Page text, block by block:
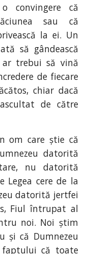
convingere că
sau că
la ei. Un
să gândească
ar trebui să vină
de fiecare
chiar dacă
de către
om care știe că
datorită
nu datorită
Legea cere de la
datorită jertfei
Fiul întrupat al
noi. Noi știm
și că Dumnezeu
că toate